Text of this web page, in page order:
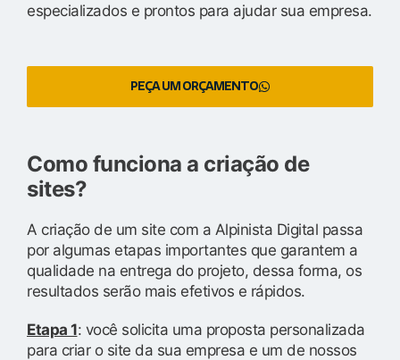
especializados e prontos para ajudar sua empresa.
PEÇA UM ORÇAMENTO
Como funciona a criação de
sites?
A criação de um site com a Alpinista Digital passa
por algumas etapas importantes que garantem a
qualidade na entrega do projeto, dessa forma, os
resultados serão mais efetivos e rápidos.
Etapa 1: você solicita uma proposta personalizada
para criar o site da sua empresa e um de nossos